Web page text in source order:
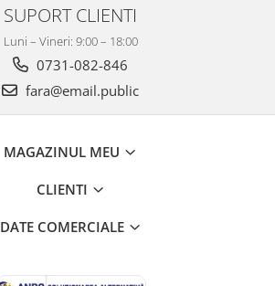
SUPORT CLIENTI
Luni – Vineri: 9:00 – 18:00
0731-082-846
fara@email.public
MAGAZINUL MEU
CLIENTI
DATE COMERCIALE